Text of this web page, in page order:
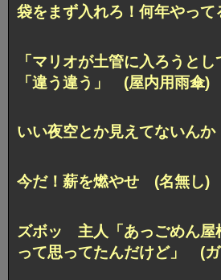
袋をまず入れろ！何年やっ
「マリオが土管に入ろうとし
「違う違う」 (屋内用雨傘)
いい夜空とか見えてないん
今だ！薪を燃やせ (名無し)
ズボッ 主人「あっごめん屋
って思ってたんだけど」 (